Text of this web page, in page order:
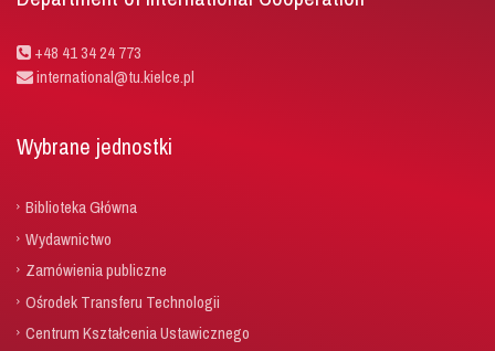
+48 41 34 24 773
international@tu.kielce.pl
Wybrane jednostki
Biblioteka Główna
Wydawnictwo
Zamówienia publiczne
Ośrodek Transferu Technologii
Centrum Kształcenia Ustawicznego